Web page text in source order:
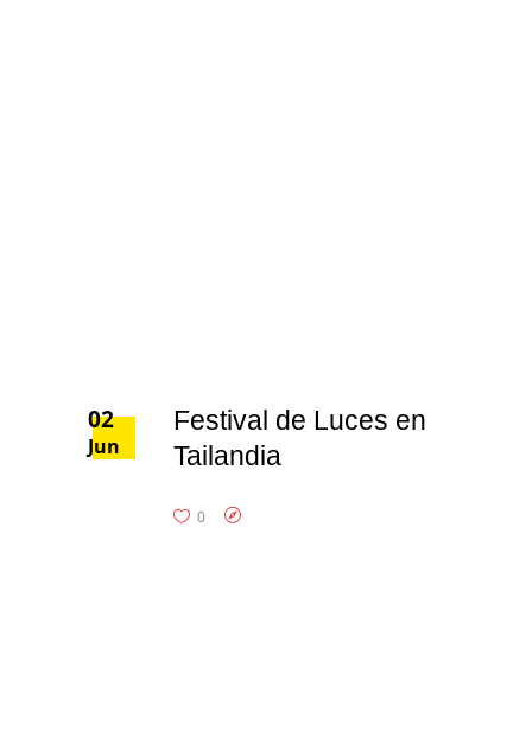
02
Jun
Festival de Luces en
Tailandia
0